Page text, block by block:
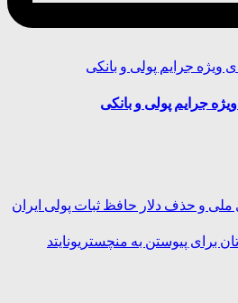
جرایم پولی و بانکی
ملی و حذف دلار حافظ ثبات پولی ایران
برای پیوستن به منچستریونایتد